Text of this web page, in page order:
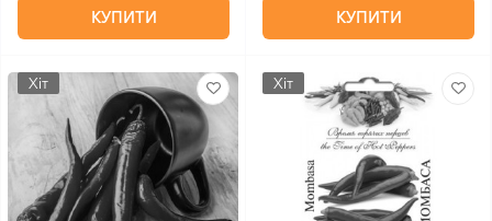
КУПИТИ КУПИТИ
Хіт Хіт